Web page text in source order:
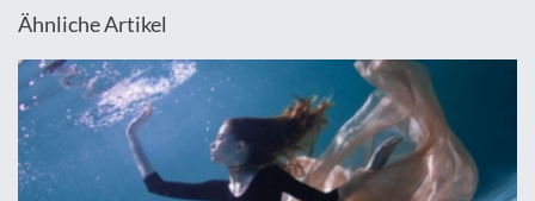
Ähnliche Artikel